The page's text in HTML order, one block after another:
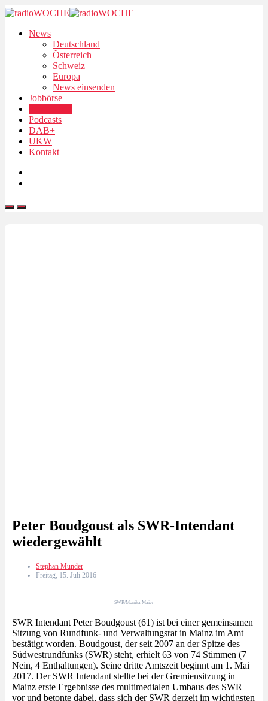
News
Deutschland
Österreich
Schweiz
Europa
News einsenden
Jobbörse
Podcasts
DAB+
UKW
Kontakt
Peter Boudgoust als SWR-Intendant
wiedergewählt
Stephan Munder
Freitag, 15. Juli 2016
SWR/Monika Maier
SWR Intendant Peter Boudgoust (61) ist bei einer gemeinsamen
Sitzung von Rundfunk- und Verwaltungsrat in Mainz im Amt
bestätigt worden. Boudgoust, der seit 2007 an der Spitze des
Südwestrundfunks (SWR) steht, erhielt 63 von 74 Stimmen (7
Nein, 4 Enthaltungen). Seine dritte Amtszeit beginnt am 1. Mai
2017. Der SWR Intendant stellte bei der Gremiensitzung in
Mainz erste Ergebnisse des multimedialen Umbaus des SWR
vor und betonte dabei, dass sich der SWR derzeit im wichtigsten